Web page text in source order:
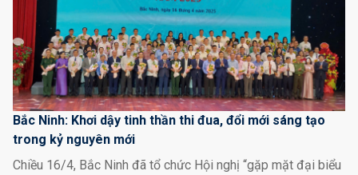
Bắc Ninh: Khơi dậy tinh thần thi đua, đổi mới sáng tạo
trong kỷ nguyên mới
Chiều 16/4, Bắc Ninh đã tổ chức Hội nghị “gặp mặt đại biểu